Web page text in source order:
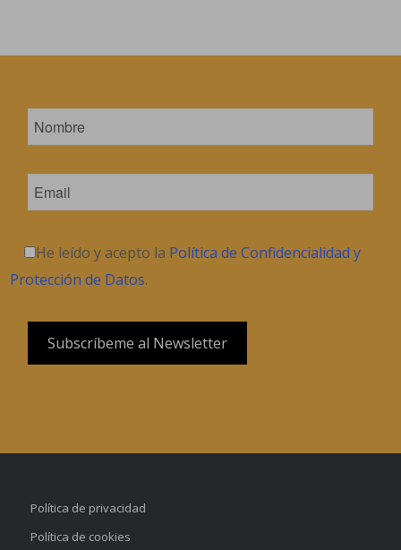
He leído y acepto la Política de Confidencialidad y
Protección de Datos.
Política de privacidad
Política de cookies